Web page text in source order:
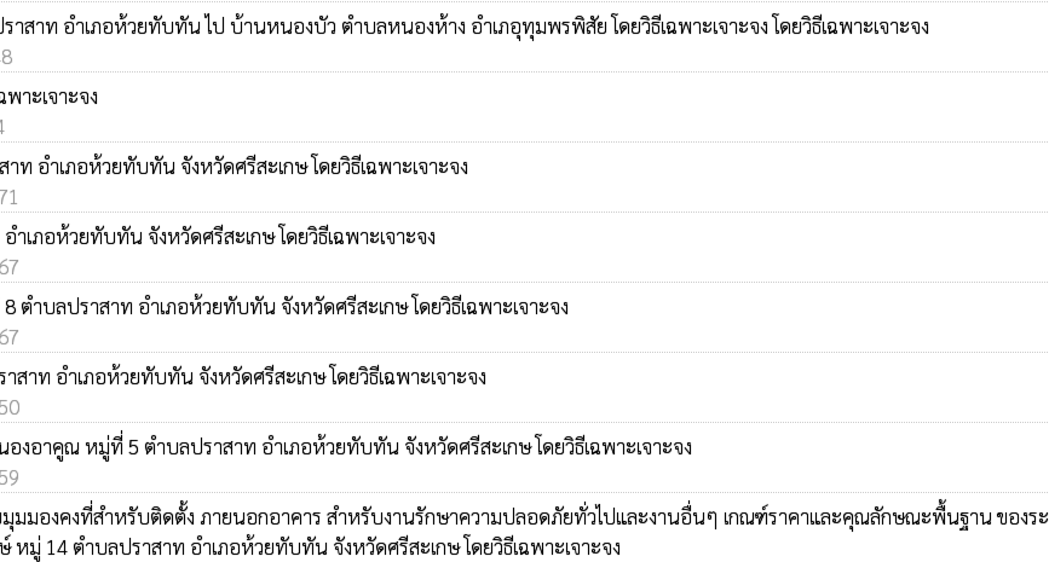
สาท อำเภอห้วยทับทัน ไป บ้านหนองบัว ตำบลหนองห้าง อำเภอุทุมพรพิสัย โดยวิธีเฉพาะเจาะจง โดยวิธีเฉพาะเจาะจง
าะเจาะจง
อำเภอห้วยทับทัน จังหวัดศรีสะเกษ โดยวิธีเฉพาะเจาะจง
เภอห้วยทับทัน จังหวัดศรีสะเกษ โดยวิธีเฉพาะเจาะจง
ำบลปราสาท อำเภอห้วยทับทัน จังหวัดศรีสะเกษ โดยวิธีเฉพาะเจาะจง
าท อำเภอห้วยทับทัน จังหวัดศรีสะเกษ โดยวิธีเฉพาะเจาะจง
อาคูณ หมู่ที่ 5 ตำบลปราสาท อำเภอห้วยทับทัน จังหวัดศรีสะเกษ โดยวิธีเฉพาะเจาะจง
มุมมองคงที่สำหรับติดตั้ง ภายนอกอาคาร สำหรับงานรักษาความปลอดภัยทั่วไปและงานอื่นๆ เกณฑ์ราคาและคุณลักษณะพื้นฐาน ของร
14 ตำบลปราสาท อำเภอห้วยทับทัน จังหวัดศรีสะเกษ โดยวิธีเฉพาะเจาะจง